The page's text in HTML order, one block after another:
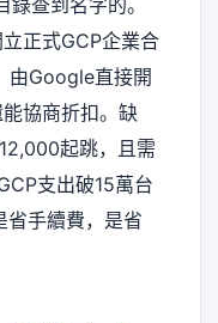
錄查到名字的。
正式GCP企業合
Google直接開
協商折扣。缺
起跳，且需
支出破15萬台
手續費，是省